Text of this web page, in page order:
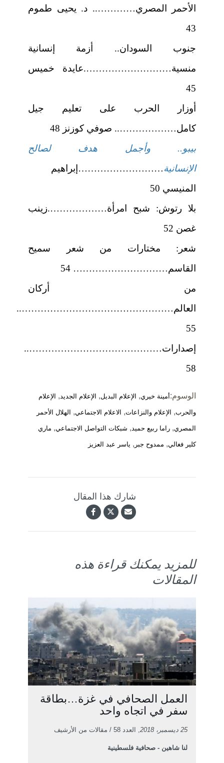
الأحمر المصري………….. د. يحيى طموم
43
جنوب السودان.. أزمة إنسانية
منسية……………………….عايدة خميس
45
أوزار الحرب على تعليم جيل
كامل……………….. صوفي كوزنز 48
بيبو.. وأجمل هدف لصالح
الإنسانية………………………إبراهيم
المنيسي 50
بلا رتوش: شبح امرأة……………….زينب
غصن 52
شعر: مختارات من شعر سميح
القاسم………………………… 54
من أركان
العالم…………………………………………..
55
إصدارات……………………………………..
58
الوسوم:أمينة خيري, الإعلام البديل, الإعلام الجديد , الإعلام
والحرب, الإعلام والنزاعات, الاعلام الاجتماعي, الهلال الأحمر
المصري, راما ربيع حميد , شبكات التواصل الاجتماعي, ماري
كلير فغالي, ممدوح جبر , ياسر عبد العزيز
شارك هذا المقال
للمزيد يمكنك قراءة هذه
المقالات
العمل الصحافي في غزة…بطاقة
سفر في اتجاه واحد
25 ديسمبر، 2018 , العدد 58 / مقالات من الأرشيف
لنا شاهين - صحافية فلسطينية